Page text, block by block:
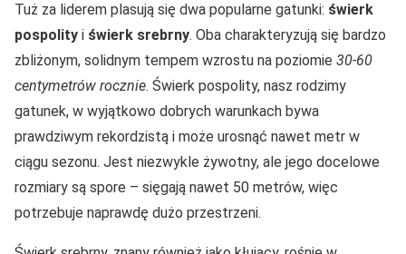
Tuż za liderem plasują się dwa popularne gatunki: świerk
pospolity i świerk srebrny. Oba charakteryzują się bardzo
zbliżonym, solidnym tempem wzrostu na poziomie 30-60
centymetrów rocznie. Świerk pospolity, nasz rodzimy
gatunek, w wyjątkowo dobrych warunkach bywa
prawdziwym rekordzistą i może urosnąć nawet metr w
ciągu sezonu. Jest niezwykle żywotny, ale jego docelowe
rozmiary są spore – sięgają nawet 50 metrów, więc
potrzebuje naprawdę dużo przestrzeni.